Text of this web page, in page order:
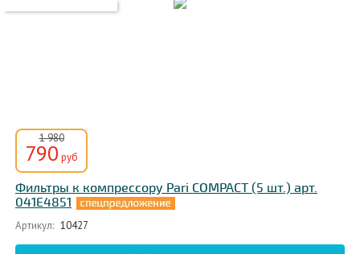
1 980
790 руб
Фильтры к компрессору Pari COMPACT (5 шт.) арт.
041Е4851
Артикул: 10427